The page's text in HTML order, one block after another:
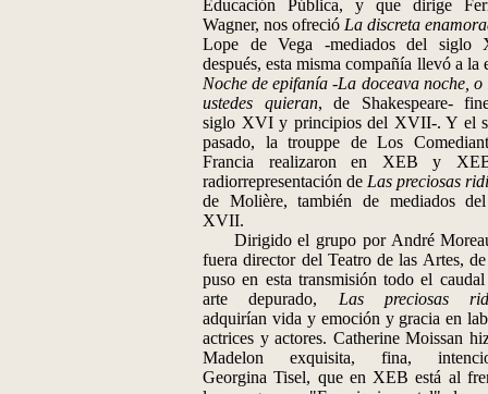
Educación Pública, y que dirige
Wagner, nos ofreció La discreta
Lope de Vega -mediados del siglo
después, esta misma compañía llevó a la
Noche de epifanía -La doceava noche, o
ustedes quieran, de Shakespeare-
siglo XVI y principios del XVII-. Y el
pasado, la trouppe de Los
Francia realizaron en XEB y
radiorrepresentación de Las preciosas
de Molière, también de mediados
XVII.
Dirigido el grupo por André
fuera director del Teatro de las Artes,
puso en esta transmisión todo el
arte depurado, Las preciosas
adquirían vida y emoción y gracia en
actrices y actores. Catherine Moissan
Madelon exquisita, fina,
Georgina Tisel, que en XEB está al